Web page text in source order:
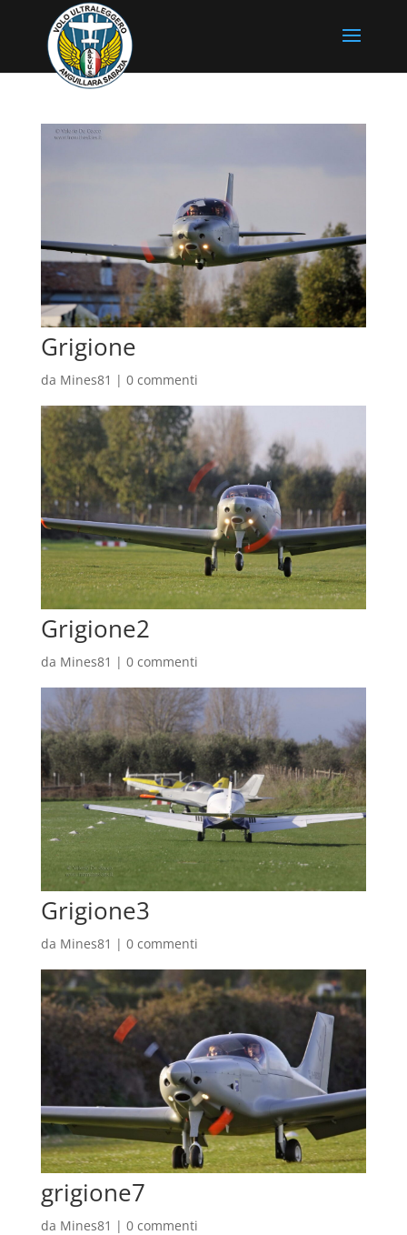
Grigione
da Mines81 | 0 commenti
Grigione2
da Mines81 | 0 commenti
Grigione3
da Mines81 | 0 commenti
grigione7
da Mines81 | 0 commenti